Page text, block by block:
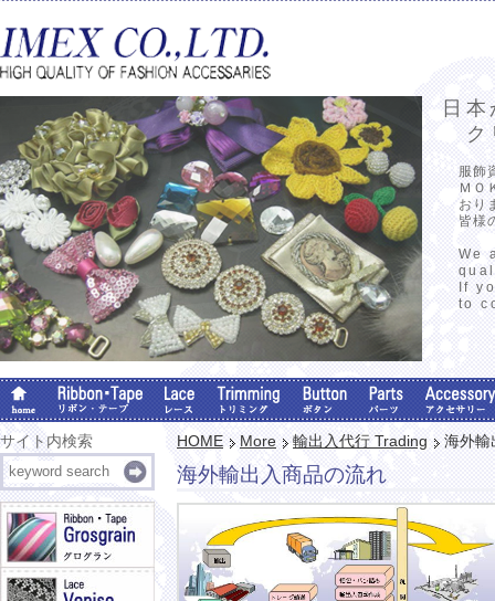
日
ク
服飾
ＭＯ
おり
皆様
We
If
to
サイト内検索 HOME More 輸出入代行 Trading 海外輸
海外輸出入商品の流れ